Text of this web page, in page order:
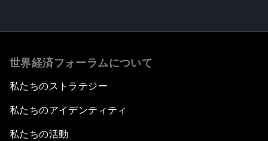
世界経済フォーラムについて
私たちのストラテジー
私たちのアイデンティティ
私たちの活動